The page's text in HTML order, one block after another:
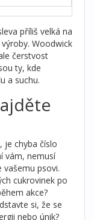
příliš velká na
Woodwick
čerstvost
ty, kde
a suchu.
je chyba číslo
vám, nemusí
psovi.
cukrovinek po
akce?
si, že se
nebo únik?